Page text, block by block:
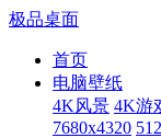
极品桌面
首页
电脑壁纸
4K风景 4K游
7680x4320